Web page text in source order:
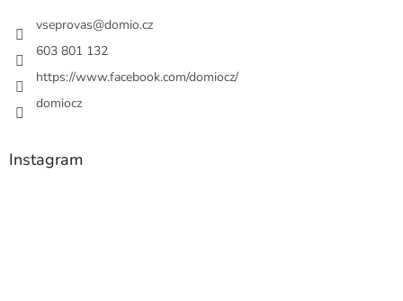
vseprovas@domio.cz
603 801 132
https://www.facebook.com/domiocz/
domiocz
Instagram